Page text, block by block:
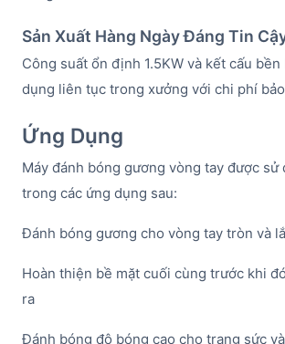
Sản Xuất Hàng Ngày Đáng Tin
Công suất ổn định 1.5KW và kết cấu
dụng liên tục trong xưởng với chi phí
Ứng Dụng
Máy đánh bóng gương vòng tay được sử
trong các ứng dụng sau:
Đánh bóng gương cho vòng tay tròn và
Hoàn thiện bề mặt cuối cùng trước khi
ra
Đánh bóng độ bóng cao cho trang sức